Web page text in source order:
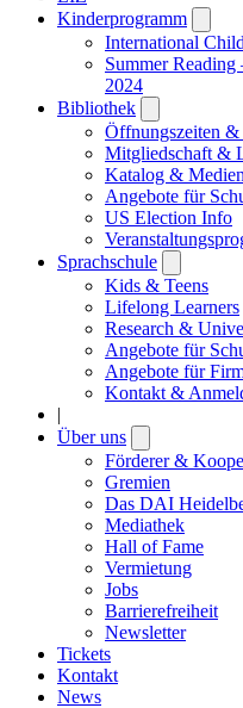
Kinderprogramm
International
Summer
2024
Bibliothek
submenu
Öffnungszeiten
Mitgliedschaft &
Katalog & Medien
Angebote für
US Election Info
Sprachschule
submenu
Kids & Teens
Lifelong Learners
Research &
Angebote für
Angebote für
Kontakt &
|
Über uns
submenu
Förderer &
Gremien
Das DAI
Mediathek
Hall of Fame
Vermietung
Jobs
Barrierefreiheit
Newsletter
Tickets
Kontakt
News